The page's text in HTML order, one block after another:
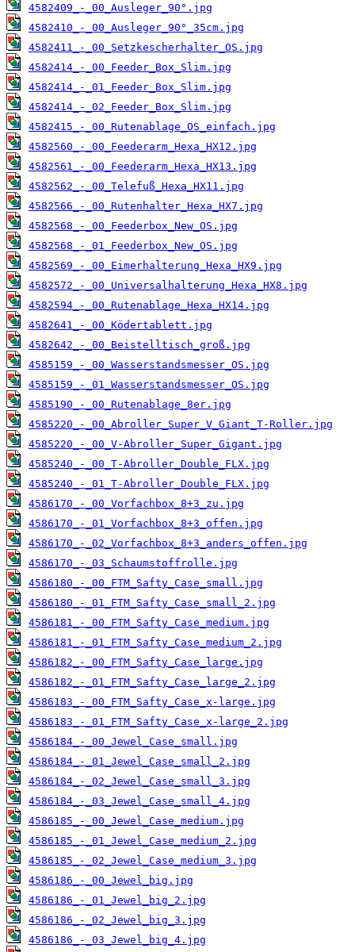
4582409_-_00_Ausleger_90°.jpg
4582410_-_00_Ausleger_90°_35cm.jpg
4582411_-_00_Setzkescherhalter_OS.jpg
4582414_-_00_Feeder_Box_Slim.jpg
4582414_-_01_Feeder_Box_Slim.jpg
4582414_-_02_Feeder_Box_Slim.jpg
4582415_-_00_Rutenablage_OS_einfach.jpg
4582560_-_00_Feederarm_Hexa_HX12.jpg
4582561_-_00_Feederarm_Hexa_HX13.jpg
4582562_-_00_Telefuß_Hexa_HX11.jpg
4582566_-_00_Rutenhalter_Hexa_HX7.jpg
4582568_-_00_Feederbox_New_OS.jpg
4582568_-_01_Feederbox_New_OS.jpg
4582569_-_00_Eimerhalterung_Hexa_HX9.jpg
4582572_-_00_Universalhalterung_Hexa_HX8.jpg
4582594_-_00_Rutenablage_Hexa_HX14.jpg
4582641_-_00_Ködertablett.jpg
4582642_-_00_Beistelltisch_groß.jpg
4585159_-_00_Wasserstandsmesser_OS.jpg
4585159_-_01_Wasserstandsmesser_OS.jpg
4585190_-_00_Rutenablage_8er.jpg
4585220_-_00_Abroller_Super_V_Giant_T-Roller.jpg
4585220_-_00_V-Abroller_Super_Gigant.jpg
4585240_-_00_T-Abroller_Double_FLX.jpg
4585240_-_01_T-Abroller_Double_FLX.jpg
4586170_-_00_Vorfachbox_8+3_zu.jpg
4586170_-_01_Vorfachbox_8+3_offen.jpg
4586170_-_02_Vorfachbox_8+3_anders_offen.jpg
4586170_-_03_Schaumstoffrolle.jpg
4586180_-_00_FTM_Safty_Case_small.jpg
4586180_-_01_FTM_Safty_Case_small_2.jpg
4586181_-_00_FTM_Safty_Case_medium.jpg
4586181_-_01_FTM_Safty_Case_medium_2.jpg
4586182_-_00_FTM_Safty_Case_large.jpg
4586182_-_01_FTM_Safty_Case_large_2.jpg
4586183_-_00_FTM_Safty_Case_x-large.jpg
4586183_-_01_FTM_Safty_Case_x-large_2.jpg
4586184_-_00_Jewel_Case_small.jpg
4586184_-_01_Jewel_Case_small_2.jpg
4586184_-_02_Jewel_Case_small_3.jpg
4586184_-_03_Jewel_Case_small_4.jpg
4586185_-_00_Jewel_Case_medium.jpg
4586185_-_01_Jewel_Case_medium_2.jpg
4586185_-_02_Jewel_Case_medium_3.jpg
4586186_-_00_Jewel_big.jpg
4586186_-_01_Jewel_big_2.jpg
4586186_-_02_Jewel_big_3.jpg
4586186_-_03_Jewel_big_4.jpg